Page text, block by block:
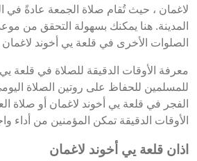
لاغمان ، حيث تُقام صلاة الجمعة عادةً في
المدينة. هنا يمكنك بسهولة التحقق من
الصلوات الأخرى في قلعة يي أخوند لاغمان
معرفة الأوقات الدقيقة للصلاة في قلعة
للمسلمين للحفاظ على روتين الصلاة
الفجر في قلعة يي أخوند لاغمان أو صلاة
الأوقات الدقيقة تمكن المؤمنين من أداء
اذان قلعة يي أخوند لاغمان